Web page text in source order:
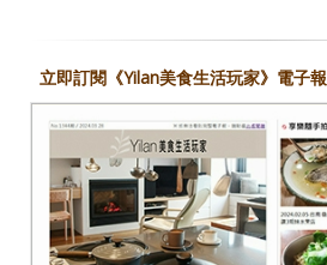
立即訂閱《Yilan美食生活玩家》電子報